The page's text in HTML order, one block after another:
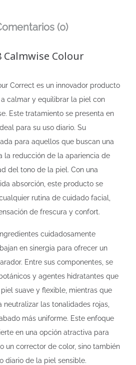
(0)
Calmwise Colour
Correct es un innovador producto
calmar y equilibrar la piel con
Este tratamiento se presenta en
para su uso diario. Su
para aquellos que buscan una
la reducción de la apariencia de
del tono de la piel. Con una
absorción, este producto se
rutina de cuidado facial,
de frescura y confort.
cuidadosamente
en sinergia para ofrecer un
Entre sus componentes, se
y agentes hidratantes que
suave y flexible, mientras que
neutralizar las tonalidades rojas,
más uniforme. Este enfoque
en una opción atractiva para
un corrector de color, sino también
diario de la piel sensible.